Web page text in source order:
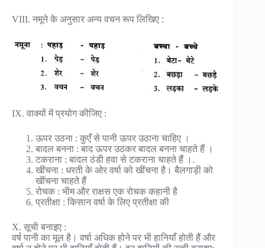
VIII. नमूने के अनुसार अन्य वचन रूप लिखिए :
IX. वाक्यों में प्रयोग कीजिए :
ऊपर उठना : कुएँ से पानी ऊपर उठाना चाहिए ।
बादल बनना : बाद ऊपर उठकर बादल बनना चाहते हैं ।
टकराना : बादल ठंडी हवा से टकराना चाहते हैं ।.
खींचना : धरती के ओर वर्षा को खींचना है। बैलगाड़ी को
खींचना चाहते हैं
रोचक : भीम और राक्षस एक रोचक कहानी है
प्रतीक्षा : किसान वर्षा के लिए प्रतीक्षा की
X. सूची बनाइए :
वर्ष पानी का मूल है। वर्षा अधिक होने पर भी हानियाँ होती हैं और